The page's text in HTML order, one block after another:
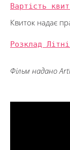
Вартість
Квиток надає
Розклад
Фільм надано